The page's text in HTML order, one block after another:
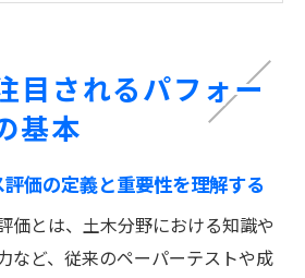
マンス評価と従来手法の違い
と客観性を土木分野でどう確
力評価が現場にもたらす意義
目されるパフォー
基本
価の定義と重要性を理解する
価とは、土木分野における知識や
など、従来のペーパーテストや成